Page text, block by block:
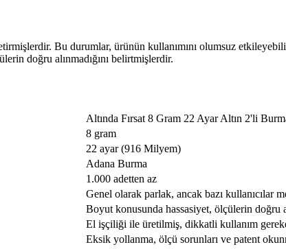
Bu durumlar, ürünün kullanımını olumsuz
doğru alınmadığını belirtmişlerdir.
Altında Fırsat 8 Gram 22 Ayar Altın 2'li
8 gram
22 ayar (916 Milyem)
Adana Burma
1.000 adetten az
Genel olarak parlak, ancak bazı kullanıcılar
Boyut konusunda hassasiyet, ölçülerin doğru
El işçiliği ile üretilmiş, dikkatli kullanım
Eksik yollanma, ölçü sorunları ve patent